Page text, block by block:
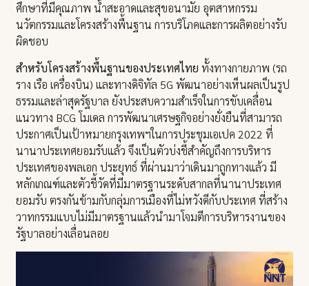
ศึกษาที่มีคุณภาพ น้ำสะอาดและสุขอนามัย อุตสาหกรรม
นวัตกรรมและโครงสร้างพื้นฐาน การบริโภคและการผลิตอย่างรับ
ผิดชอบ
สำหรับโครงสร้างพื้นฐานของประเทศไทย ทั้งทางกายภาพ (รถ
ราง เรือ เครื่องบิน) และทางดิจิทัล 5G พัฒนาอย่างเห็นผลเป็นรูป
ธรรมและล่าสุดรัฐบาล ยังประสบความสำเร็จในการขับเคลื่อน
แนวทาง BCG โมเดล การพัฒนาเศรษฐกิจอย่างยั่งยืนที่สามารถ
ประกาศเป็นเป้าหมายกรุงเทพฯในการประชุมเอเปค 2022 ที่
นานาประเทศยอมรับแล้ว จึงเป็นตัวบ่งชี้สำคัญถึงการบริหาร
ประเทศของพลเอก ประยุทธ์ ที่ผ่านมาว่าเดินมาถูกทางแล้ว มี
หลักเกณฑ์และตัวชี้วัดที่มีมาตรฐานระดับสากลที่นานาประเทศ
ยอมรับ ตรงกันข้ามกับกลุ่มการเมืองที่ไม่หวังดีกับประเทศ ที่สร้าง
วาทกรรมแบบไม่มีมาตรฐานแล้วนำมาโจมตีการบริหารงานของ
รัฐบาลอย่างเลื่อนลอย